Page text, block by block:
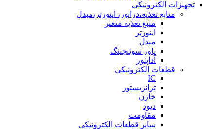
تجهیزات الکترونیکی
منابع تغذیه،درایور، اینورتر،مبدل
منبع تغذیه متغیر
اینورتر
مبدل
پاور سوئیچینگ
آداپتور
قطعات الکترونیکی
IC
ترانزیستور
خازن
دیود
مقاومت
سایر قطعات الکترونیکی